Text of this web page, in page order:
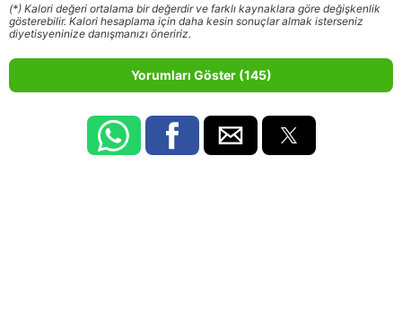
(*) Kalori değeri ortalama bir değerdir ve farklı kaynaklara göre değişkenlik
gösterebilir. Kalori hesaplama için daha kesin sonuçlar almak isterseniz
diyetisyeninize danışmanızı öneririz.
Yorumları Göster (145)